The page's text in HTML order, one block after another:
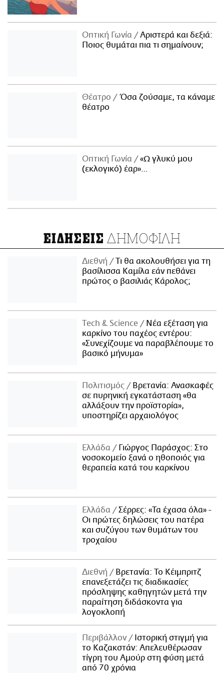
Οπτική Γωνία
Αριστερά και δεξιά:
Ποιος θυμάται πια τι σημαίνουν;
Θέατρο
Όσα ζούσαμε, τα κάναμε
θέατρο
Οπτική Γωνία
«Ω γλυκύ μου
(εκλογικό) έαρ»…
ΕΙΔΗΣΕΙΣ ΔΗΜΟΦΙΛΗ
Διεθνή
Τι θα ακολουθήσει για τη
βασίλισσα Καμίλα εάν πεθάνει
πρώτος ο βασιλιάς Κάρολος;
Τech & Science
Νέα εξέταση για
καρκίνο του παχέος εντέρου:
«Συνεχίζουμε να παραβλέπουμε το
βασικό μήνυμα»
Πολιτισμός
Βρετανία: Ανασκαφές
σε πυρηνική εγκατάσταση «θα
αλλάξουν την προϊστορία»,
υποστηρίζει αρχαιολόγος
Ελλάδα
Γιώργος Παράσχος: Στο
νοσοκομείο ξανά ο ηθοποιός για
θεραπεία κατά του καρκίνου
Ελλάδα
Σέρρες: «Τα έχασα όλα» -
Οι πρώτες δηλώσεις του πατέρα
και συζύγου των θυμάτων του
τροχαίου
Διεθνή
Βρετανία: Το Κέιμπριτζ
επανεξετάζει τις διαδικασίες
πρόσληψης καθηγητών μετά την
παραίτηση διδάσκοντα για
λογοκλοπή
Περιβάλλον
Ιστορική στιγμή για
το Καζακστάν: Απελευθέρωσαν
τίγρη του Αμούρ στη φύση μετά
από 70 χρόνια